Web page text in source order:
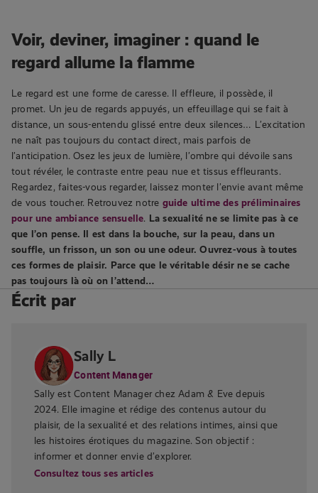
Voir, deviner, imaginer : quand le
regard allume la flamme
Le regard est une forme de caresse. Il effleure, il possède, il
promet. Un jeu de regards appuyés, un effeuillage qui se fait à
distance, un sous-entendu glissé entre deux silences… L’excitation
ne naît pas toujours du contact direct, mais parfois de
l’anticipation. Osez les jeux de lumière, l’ombre qui dévoile sans
tout révéler, le contraste entre peau nue et tissus effleurants.
Regardez, faites-vous regarder, laissez monter l’envie avant même
de vous toucher. Retrouvez notre guide ultime des préliminaires
pour une ambiance sensuelle. La sexualité ne se limite pas à ce
que l’on pense. Il est dans la bouche, sur la peau, dans un
souffle, un frisson, un son ou une odeur. Ouvrez-vous à toutes
ces formes de plaisir. Parce que le véritable désir ne se cache
pas toujours là où on l’attend…
Écrit par
Sally L
Content Manager
Sally est Content Manager chez Adam & Eve depuis
2024. Elle imagine et rédige des contenus autour du
plaisir, de la sexualité et des relations intimes, ainsi que
les histoires érotiques du magazine. Son objectif :
informer et donner envie d’explorer.
Consultez tous ses articles